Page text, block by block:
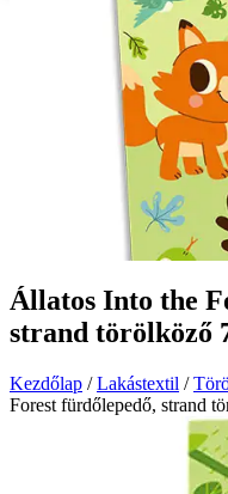
Állatos Into the
strand törölköző
Kezdőlap /Lakástextil /
Forest fürdőlepedő, strand